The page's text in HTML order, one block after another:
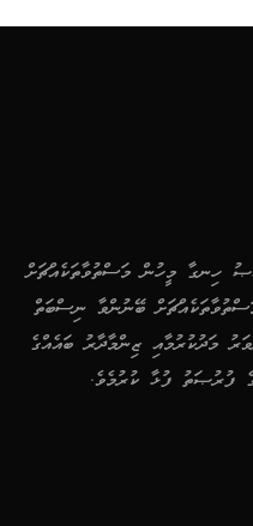
ހިނގާ މީހުން މަސްތުވާތަކެއްޗަށް
ބޭނުންވާ ނިސްބަތް
މަދުކުރުމާއި ޒިންމާދާރު ބައެއްގެ
ފުރުޞަތު ފުޅާ ކުރުމެވެ.